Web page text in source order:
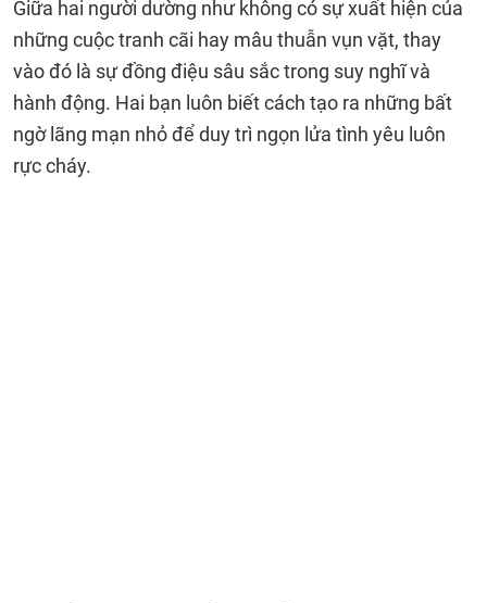
Giữa hai người dường như không có sự xuất hiện của
những cuộc tranh cãi hay mâu thuẫn vụn vặt, thay
vào đó là sự đồng điệu sâu sắc trong suy nghĩ và
hành động. Hai bạn luôn biết cách tạo ra những bất
ngờ lãng mạn nhỏ để duy trì ngọn lửa tình yêu luôn
rực cháy.